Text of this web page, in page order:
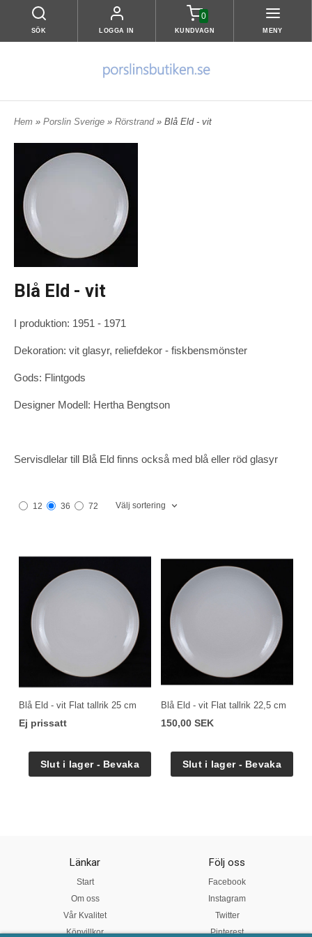
SÖK LOGGA IN
0
KUNDVAGN MENY
Hem » Porslin Sverige » Rörstrand » Blå Eld - vit
Blå Eld - vit
I produktion: 1951 - 1971
Dekoration: vit glasyr, reliefdekor - fiskbensmönster
Gods: Flintgods
Designer Modell: Hertha Bengtson
Servisdlelar till Blå Eld finns också med blå eller röd glasyr
12 36 72 Välj sortering
Blå Eld - vit Flat tallrik 25 cm
Ej prissatt
Blå Eld - vit Flat tallrik 22,5 cm
150,00 SEK
Länkar
Start
Om oss
Vår Kvalitet
Köpvillkor
Följ oss
Facebook
Instagram
Twitter
Pinterest